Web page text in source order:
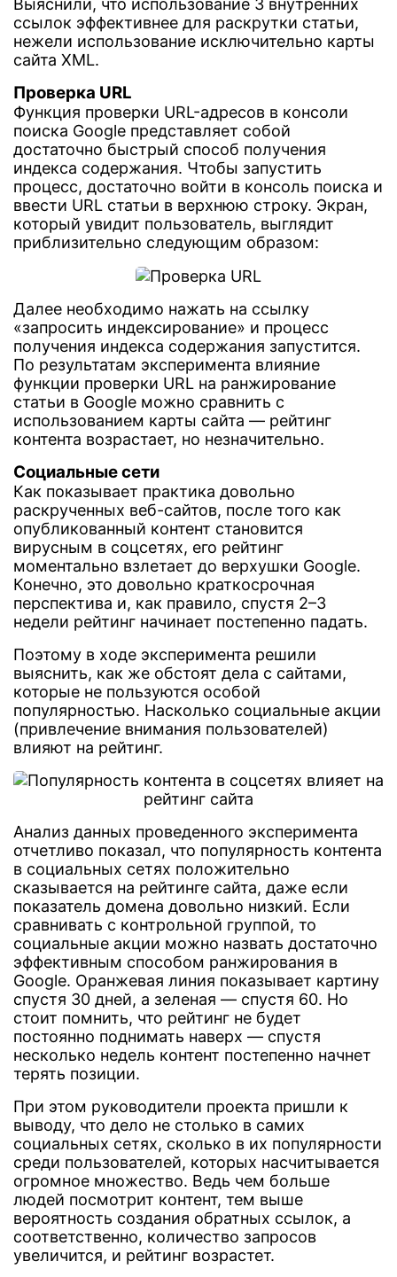
ссылок эффективнее для раскрутки статьи,
нежели использование исключительно карты
сайта XML.
Проверка URL
Функция проверки URL-адресов в консоли
поиска Google представляет собой
достаточно быстрый способ получения
индекса содержания. Чтобы запустить
процесс, достаточно войти в консоль поиска и
ввести URL статьи в верхнюю строку. Экран,
который увидит пользователь, выглядит
приблизительно следующим образом:
Далее необходимо нажать на ссылку
«запросить индексирование» и процесс
получения индекса содержания запустится.
По результатам эксперимента влияние
функции проверки URL на ранжирование
статьи в Google можно сравнить с
использованием карты сайта — рейтинг
контента возрастает, но незначительно.
Социальные сети
Как показывает практика довольно
раскрученных веб-сайтов, после того как
опубликованный контент становится
вирусным в соцсетях, его рейтинг
моментально взлетает до верхушки Google.
Конечно, это довольно краткосрочная
перспектива и, как правило, спустя 2–3
недели рейтинг начинает постепенно падать.
Поэтому в ходе эксперимента решили
выяснить, как же обстоят дела с сайтами,
которые не пользуются особой
популярностью. Насколько социальные акции
(привлечение внимания пользователей)
влияют на рейтинг.
Анализ данных проведенного эксперимента
отчетливо показал, что популярность контента
в социальных сетях положительно
сказывается на рейтинге сайта, даже если
показатель домена довольно низкий. Если
сравнивать с контрольной группой, то
социальные акции можно назвать достаточно
эффективным способом ранжирования в
Google. Оранжевая линия показывает картину
спустя 30 дней, а зеленая — спустя 60. Но
стоит помнить, что рейтинг не будет
постоянно поднимать наверх — спустя
несколько недель контент постепенно начнет
терять позиции.
При этом руководители проекта пришли к
выводу, что дело не столько в самих
социальных сетях, сколько в их популярности
среди пользователей, которых насчитывается
огромное множество. Ведь чем больше
людей посмотрит контент, тем выше
вероятность создания обратных ссылок, а
соответственно, количество запросов
увеличится, и рейтинг возрастет.